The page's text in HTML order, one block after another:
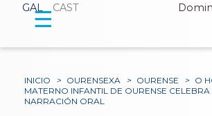
GAL CAST
☰
INICIO > OURENSEXA > OURENSE > O
MATERNO INFANTIL DE OURENSE
NARRACIÓN ORAL